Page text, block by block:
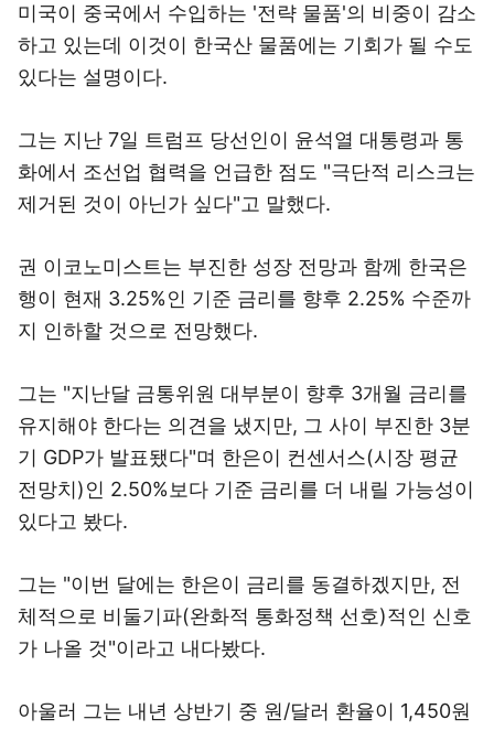
미국이 중국에서 수입하는 '전략 물품'의 비중이 감소
하고 있는데 이것이 한국산 물품에는 기회가 될 수도
있다는 설명이다.
그는 지난 7일 트럼프 당선인이 윤석열 대통령과 통
화에서 조선업 협력을 언급한 점도 "극단적 리스크는
제거된 것이 아닌가 싶다"고 말했다.
권 이코노미스트는 부진한 성장 전망과 함께 한국은
행이 현재 3.25%인 기준 금리를 향후 2.25% 수준까
지 인하할 것으로 전망했다.
그는 "지난달 금통위원 대부분이 향후 3개월 금리를
유지해야 한다는 의견을 냈지만, 그 사이 부진한 3분
기 GDP가 발표됐다"며 한은이 컨센서스(시장 평균
전망치)인 2.50%보다 기준 금리를 더 내릴 가능성이
있다고 봤다.
그는 "이번 달에는 한은이 금리를 동결하겠지만, 전
체적으로 비둘기파(완화적 통화정책 선호)적인 신호
가 나올 것"이라고 내다봤다.
아울러 그는 내년 상반기 중 원/달러 환율이 1,450원